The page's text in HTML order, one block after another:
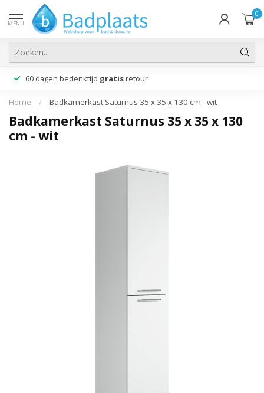
MENU
0
60 dagen bedenktijd gratis retour
Home / Badkamerkast Saturnus 35 x 35 x 130 cm - wit
Badkamerkast Saturnus 35 x 35 x 130
cm - wit